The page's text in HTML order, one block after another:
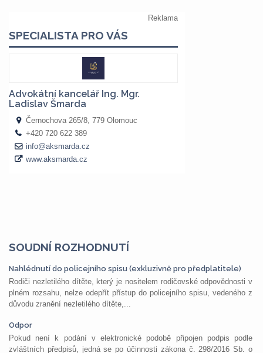
SOUDNÍ ROZHODNUTÍ
Nahlédnutí do policejního spisu (exkluzivně pro předplatitele)
Rodiči nezletilého dítěte, který je nositelem rodičovské odpovědnosti v
plném rozsahu, nelze odepřít přístup do policejního spisu, vedeného z
důvodu zranění nezletilého dítěte,...
Odpor
Pokud není k podání v elektronické podobě připojen podpis podle
zvláštních předpisů, jedná se po účinnosti zákona č. 298/2016 Sb. o